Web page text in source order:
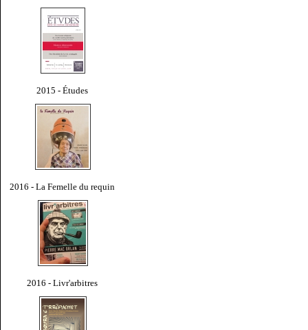
2015 - Études
2016 - La Femelle du requin
2016 - Livr'arbitres